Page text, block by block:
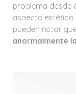
problema desde
aspecto estético
pueden notar
anormalmente